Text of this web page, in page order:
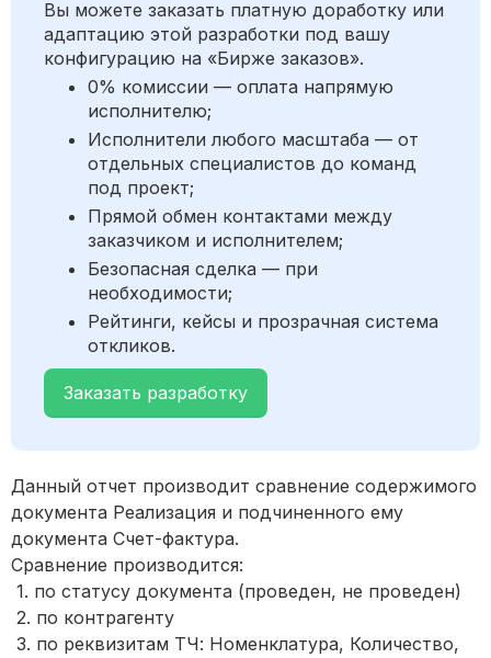
Вы можете заказать платную доработку или
адаптацию этой разработки под вашу
конфигурацию на «Бирже заказов».
0% комиссии — оплата напрямую
исполнителю;
Исполнители любого масштаба — от
отдельных специалистов до команд
под проект;
Прямой обмен контактами между
заказчиком и исполнителем;
Безопасная сделка — при
необходимости;
Рейтинги, кейсы и прозрачная система
откликов.
Заказать разработку
Данный отчет производит сравнение содержимого
документа Реализация и подчиненного ему
документа Счет-фактура.
Сравнение производится:
1. по статусу документа (проведен, не проведен)
2. по контрагенту
3. по реквизитам ТЧ: Номенклатура, Количество,